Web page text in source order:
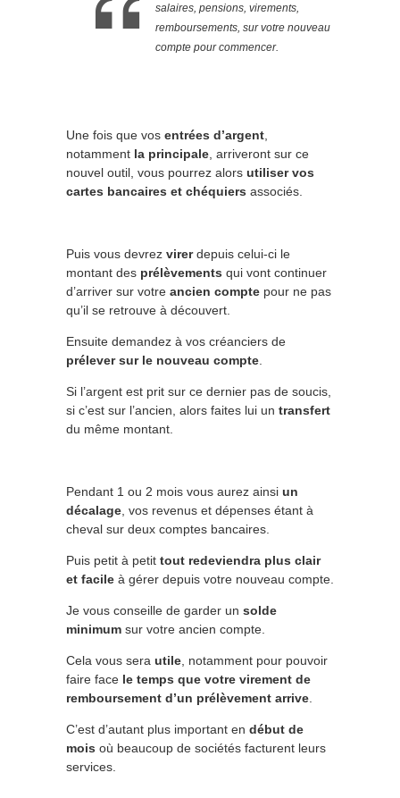
salaires, pensions, virements,
remboursements, sur votre nouveau
compte pour commencer.
Une fois que vos entrées d’argent,
notamment la principale, arriveront sur ce
nouvel outil, vous pourrez alors utiliser vos
cartes bancaires et chéquiers associés.
Puis vous devrez virerdepuis celui-ci le
montant des prélèvements qui vont continuer
d’arriver sur votre ancien compte pour ne pas
qu’il se retrouve à découvert.
Ensuite demandez à vos créanciers de
prélever sur le nouveau compte.
Si l’argent est prit sur ce dernier pas de soucis,
si c’est sur l’ancien, alors faites lui un transfert
du même montant.
Pendant 1 ou 2 mois vous aurez ainsi un
décalage, vos revenus et dépenses étant à
cheval sur deux comptes bancaires.
Puis petit à petit tout redeviendra plus clair
et facile à gérer depuis votre nouveau compte.
Je vous conseille de garder un solde
minimum sur votre ancien compte.
Cela vous sera utile, notamment pour pouvoir
faire face le temps que votre virement de
remboursement d’un prélèvement arrive.
C’est d’autant plus important en début de
mois où beaucoup de sociétés facturent leurs
services.